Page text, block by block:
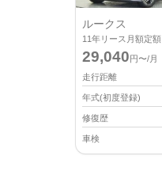
ルークス
11年リース月額定額
29,040 円〜/月
走行距離
年式(初度登録)
修復歴
車検